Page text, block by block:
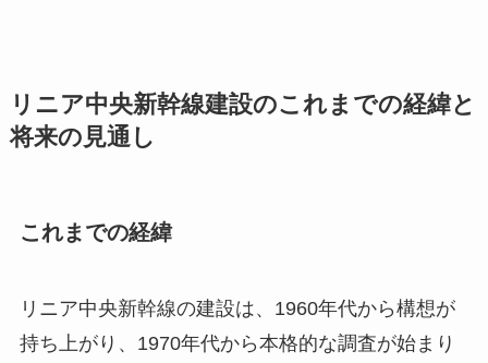
リニア中央新幹線建設のこれまでの経緯と
将来の見通し
これまでの経緯
リニア中央新幹線の建設は、1960年代から構想が
持ち上がり、1970年代から本格的な調査が始まり